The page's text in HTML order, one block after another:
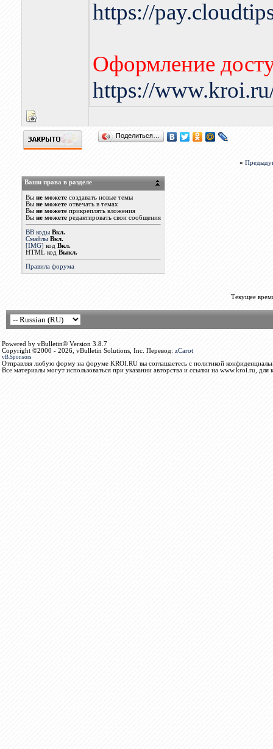
https://
Оформление
https://
Поделиться…
«
Ваши права в разделе
Вы не можетесоздавать новые темы
Вы не можетеотвечать в темах
Вы не можетеприкреплять вложения
Вы не можетередактировать свои сообщения
BB коды Вкл.
Смайлы Вкл.
[IMG] код Вкл.
HTML код Выкл.
Правила форума
Текущее
Powered by vBulletin® Version 3.8.7
Copyright ©2000 - 2026, vBulletin Solutions, Inc. Перевод: zCarot
vB.Sponsors
Отправляя любую форму на форуме KROI.RU вы соглашаетесь с политикой
Все материалы могут использоваться при указании авторства и ссылки на www.kroi.ru, для